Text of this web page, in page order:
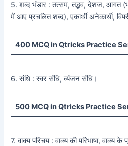
5. शब्द भंडार : तत्सम, तद्भव, देशज, आगत
में आए प्रचलित शब्द), एकार्थी अनेकार्थी,
400 MCQ in Qtricks Practice
6. संधि : स्वर संधि, व्यंजन संधि।
500 MCQ in Qtricks Practice
7. वाक्य परिचय : वाक्य की परिभाषा, वाक्य के